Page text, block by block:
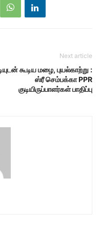
Next article
கூடிய மழை, புயல்காற்று :
ஸ்ரீ செம்பக்கா PPR
குடியிருப்பாளர்கள் பாதிப்பு